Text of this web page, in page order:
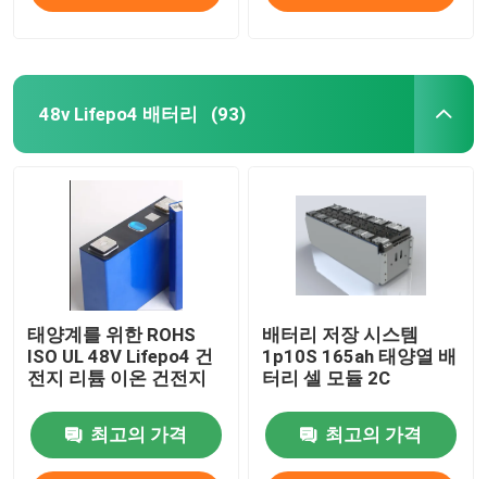
48v Lifepo4 배터리 (93)
태양계를 위한 ROHS
ISO UL 48V Lifepo4 건
전지 리튬 이온 건전지
최고의 가격
배터리 저장 시스템
1p10S 165ah 태양열 배
터리 셀 모듈 2C
최고의 가격